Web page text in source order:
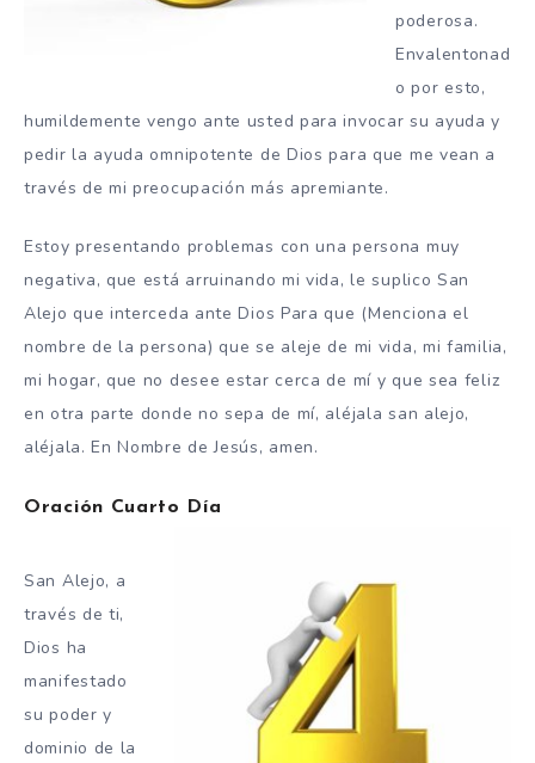
poderosa.
Envalentonad
o por esto,
humildemente vengo ante usted para invocar su ayuda y
pedir la ayuda omnipotente de Dios para que me vean a
través de mi preocupación más apremiante.
Estoy presentando problemas con una persona muy
negativa, que está arruinando mi vida, le suplico San
Alejo que interceda ante Dios Para que (Menciona el
nombre de la persona) que se aleje de mi vida, mi familia,
mi hogar, que no desee estar cerca de mí y que sea feliz
en otra parte donde no sepa de mí, aléjala san alejo,
aléjala. En Nombre de Jesús, amen.
Oración Cuarto Día
San Alejo, a
través de ti,
Dios ha
manifestado
su poder y
dominio de la